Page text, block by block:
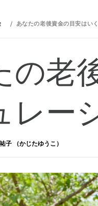
あなたの老後資金の目安はい
の老
レー
子 （かじたゆうこ）